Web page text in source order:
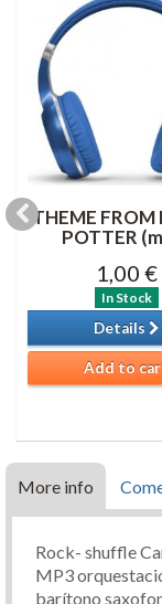
THEME FROM
POTTER
1,00 €
In Stock
Details
Add to
More info
Rock- shuffle
MP3
barítono